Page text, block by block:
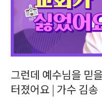
그런데 예수님을 믿
터졌어요 | 가수 김송